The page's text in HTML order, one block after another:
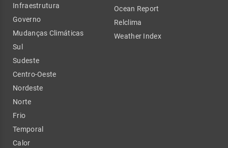
Infraestrutura
Governo
Mudanças Climáticas
Sul
Sudeste
Centro-Oeste
Nordeste
Norte
Frio
Temporal
Calor
Ocean Report
Relclima
Weather Index